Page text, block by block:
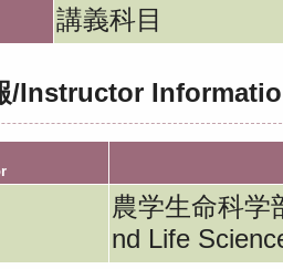
講義科目
/Instructor
農学生命科学
nd Life